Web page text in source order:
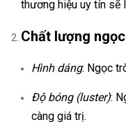
thương hiệu uy tín sẽ
Chất lượng
Hình dáng: Ngọc
Độ bóng (luster):
càng giá trị.